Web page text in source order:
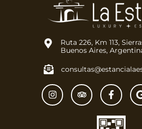
Ruta 226, Km 113,
Buenos Aires,